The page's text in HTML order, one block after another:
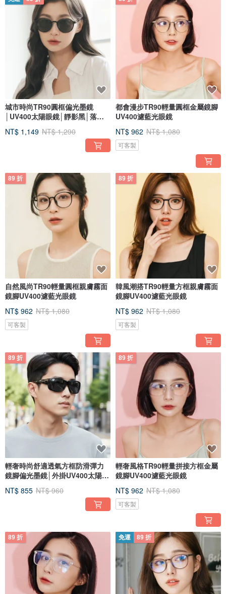
城市時尚TR90圓框偏光墨鏡
│UV400太陽眼鏡│靜影黑│落雪
NT$ 1,149 NT$ 1,290
都會漫步TR90輕量圓框金屬鏡腳
UV400濾藍光眼鏡
NT$ 962 NT$ 1,080
可客製
89 折
自然風尚TR90輕量圓框親膚霧面
鏡腳UV400濾藍光眼鏡
NT$ 962 NT$ 1,080
可客製
89 折
韓風潮搭TR90輕量方框親膚霧面
鏡腳UV400濾藍光眼鏡
NT$ 962 NT$ 1,080
可客製
89 折
輕奢時尚舒適透氣方框防滑彈力
鏡腳偏光墨鏡│外掛UV400太陽眼
NT$ 855 NT$ 960
89 折
輕奢風格TR90輕量拼接方框金屬
鏡腳UV400濾藍光眼鏡
NT$ 962 NT$ 1,080
可客製
89 折 免運 89 折